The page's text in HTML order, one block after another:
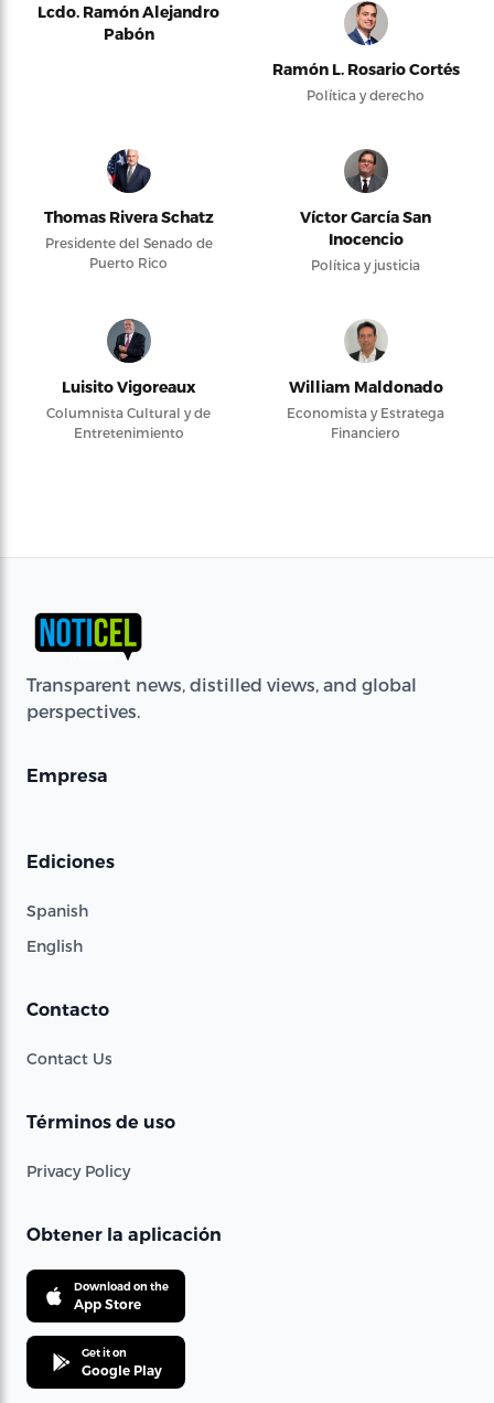
Lcdo. Ramón Alejandro
Pabón
Ramón L. Rosario Cortés
Política y derecho
Thomas Rivera Schatz
Presidente del Senado de
Puerto Rico
Víctor García San
Inocencio
Política y justicia
Luisito Vigoreaux
Columnista Cultural y de
Entretenimiento
William Maldonado
Economista y Estratega
Financiero
Transparent news, distilled views, and global
perspectives.
Empresa
Ediciones
Spanish
English
Contacto
Contact Us
Términos de uso
Privacy Policy
Obtener la aplicación
Download on the
App Store
Get it on
Google Play